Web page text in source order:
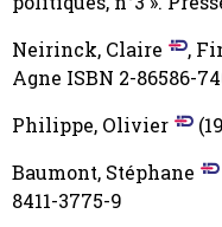
Neirinck, Claire
,
Agne ISBN 2-86586-
Philippe, Olivier
Baumont, Stéphane
8411-3775-9